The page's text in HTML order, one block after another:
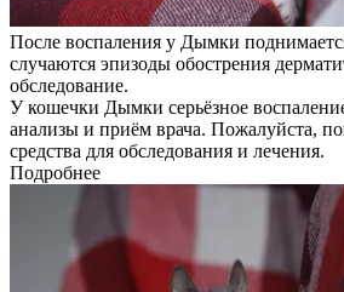
После воспаления у Дымки
случаются эпизоды обострения
обследование.
У кошечки Дымки серьёзное
анализы и приём врача. Пожалуйста,
средства для обследования и лечения.
Подробнее